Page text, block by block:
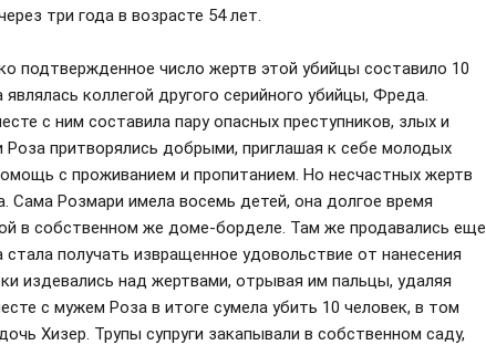
три года в возрасте 54 лет.
подтвержденное число жертв этой убийцы составило 10
коллегой другого серийного убийцы, Фреда.
с ним составила пару опасных преступников, злых и
притворялись добрыми, приглашая к себе молодых
с проживанием и пропитанием. Но несчастных жертв
Сама Розмари имела восемь детей, она долгое время
в собственном же доме-борделе. Там же продавались еще
получать извращенное удовольствие от нанесения
издевались над жертвами, отрывая им пальцы, удаляя
с мужем Роза в итоге сумела убить 10 человек, в том
Хизер. Трупы супруги закапывали в собственном саду,